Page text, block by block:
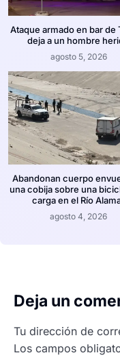
Ataque armado en bar de
deja a un hombre
agosto 5, 2026
Abandonan cuerpo
una cobija sobre una
carga en el Río
agosto 4, 2026
Deja un
Tu dirección de
Los campos